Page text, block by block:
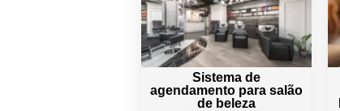
Sistema de
agendamento para salão
de beleza